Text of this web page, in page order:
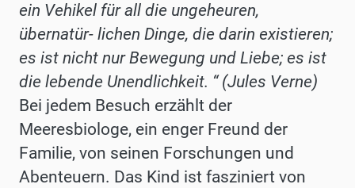
ein Vehikel für all die ungeheuren,
übernatür- lichen Dinge, die darin existieren;
es ist nicht nur Bewegung und Liebe; es ist
die lebende Unendlichkeit. “ (Jules Verne)
Bei jedem Besuch erzählt der
Meeresbiologe, ein enger Freund der
Familie, von seinen Forschungen und
Abenteuern. Das Kind ist fasziniert von